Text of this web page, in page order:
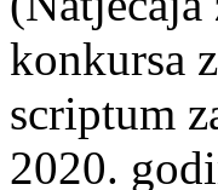
konkursa
scriptum
2020.